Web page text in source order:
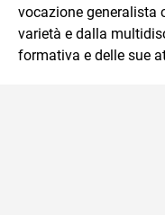
vocazione generalista
varietà e dalla
formativa e delle sue